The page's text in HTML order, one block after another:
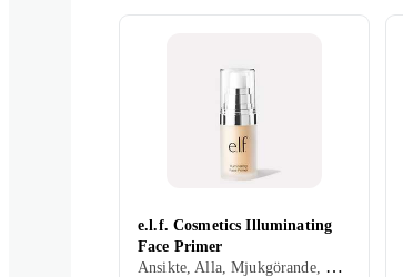
e.l.f. Cosmetics Illuminating
Face Primer
Ansikte, Alla, Mjukgörande, Återfuktande, Lyster, Porminimering, Kräm